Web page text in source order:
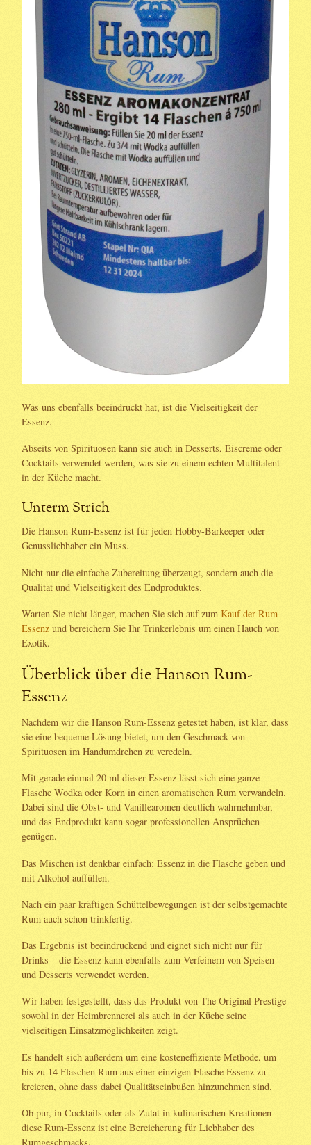
Was uns ebenfalls beeindruckt hat, ist die Vielseitigkeit der
Essenz.
Abseits von Spirituosen kann sie auch in Desserts, Eiscreme oder
Cocktails verwendet werden, was sie zu einem echten Multitalent
in der Küche macht.
Unterm Strich
Die Hanson Rum-Essenz ist für jeden Hobby-Barkeeper oder
Genussliebhaber ein Muss.
Nicht nur die einfache Zubereitung überzeugt, sondern auch die
Qualität und Vielseitigkeit des Endproduktes.
Warten Sie nicht länger, machen Sie sich auf zumKauf der Rum-
Essenz und bereichern Sie Ihr Trinkerlebnis um einen Hauch von
Exotik.
Überblick über die Hanson Rum-
Essenz
Nachdem wir die Hanson Rum-Essenz getestet haben, ist klar, dass
sie eine bequeme Lösung bietet, um den Geschmack von
Spirituosen im Handumdrehen zu veredeln.
Mit gerade einmal 20 ml dieser Essenz lässt sich eine ganze
Flasche Wodka oder Korn in einen aromatischen Rum verwandeln.
Dabei sind die Obst- und Vanillearomen deutlich wahrnehmbar,
und das Endprodukt kann sogar professionellen Ansprüchen
genügen.
Das Mischen ist denkbar einfach: Essenz in die Flasche geben und
mit Alkohol auffüllen.
Nach ein paar kräftigen Schüttelbewegungen ist der selbstgemachte
Rum auch schon trinkfertig.
Das Ergebnis ist beeindruckend und eignet sich nicht nur für
Drinks – die Essenz kann ebenfalls zum Verfeinern von Speisen
und Desserts verwendet werden.
Wir haben festgestellt, dass das Produkt von The Original Prestige
sowohl in der Heimbrennerei als auch in der Küche seine
vielseitigen Einsatzmöglichkeiten zeigt.
Es handelt sich außerdem um eine kosteneffiziente Methode, um
bis zu 14 Flaschen Rum aus einer einzigen Flasche Essenz zu
kreieren, ohne dass dabei Qualitätseinbußen hinzunehmen sind.
Ob pur, in Cocktails oder als Zutat in kulinarischen Kreationen –
diese Rum-Essenz ist eine Bereicherung für Liebhaber des
Rumgeschmacks.